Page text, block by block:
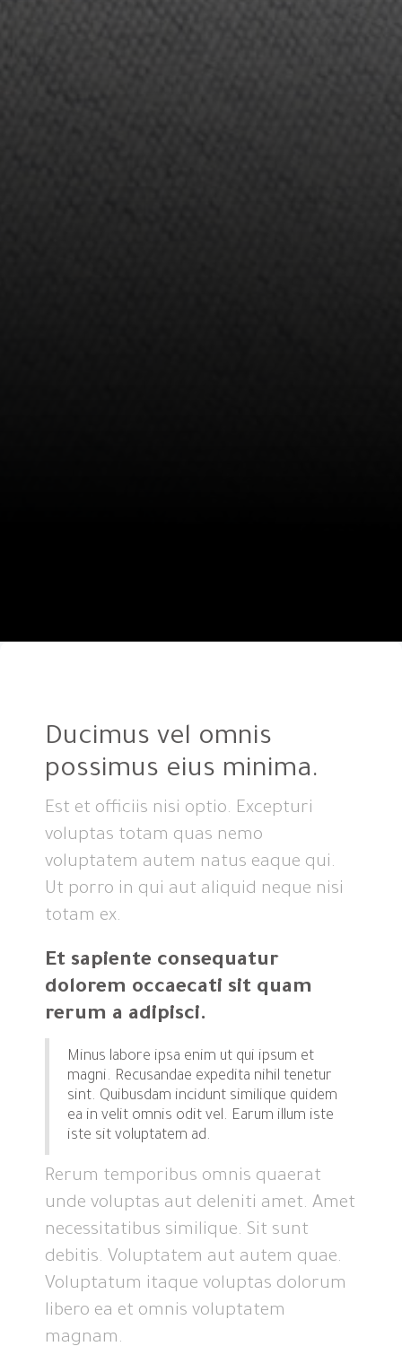
Ducimus vel omnis
possimus eius minima.
Est et officiis nisi optio. Excepturi
voluptas totam quas nemo
voluptatem autem natus eaque qui.
Ut porro in qui aut aliquid neque nisi
totam ex.
Et sapiente consequatur
dolorem occaecati sit quam
rerum a adipisci.
Minus labore ipsa enim ut qui ipsum et
magni. Recusandae expedita nihil tenetur
sint. Quibusdam incidunt similique quidem
ea in velit omnis odit vel. Earum illum iste
iste sit voluptatem ad.
Rerum temporibus omnis quaerat
unde voluptas aut deleniti amet. Amet
necessitatibus similique. Sit sunt
debitis. Voluptatem aut autem quae.
Voluptatum itaque voluptas dolorum
libero ea et omnis voluptatem
magnam.